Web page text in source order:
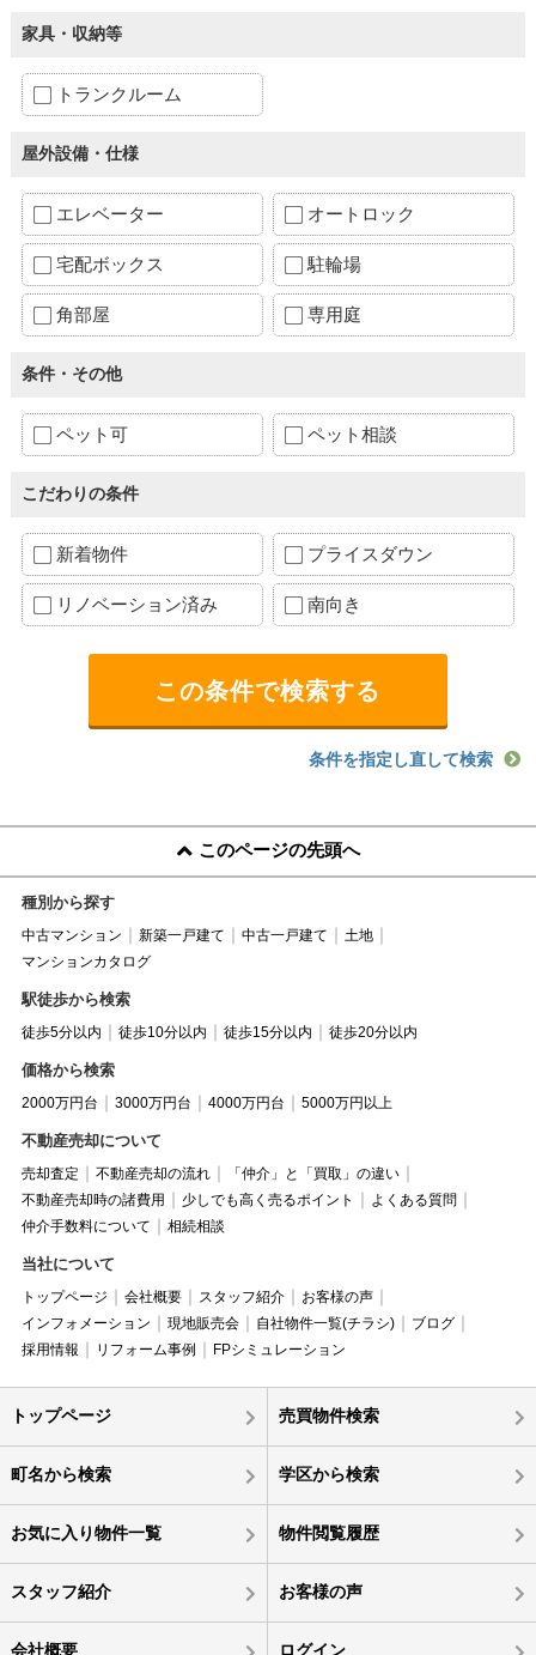
家具・収納等
トランクルーム
屋外設備・仕様
エレベーター オートロック
宅配ボックス 駐輪場
角部屋 専用庭
条件・その他
ペット可 ペット相談
こだわりの条件
新着物件 プライスダウン
リノベーション済み 南向き
条件を指定し直して検索
このページの先頭へ
種別から探す
中古マンション 新築一戸建て 中古一戸建て
土地
マンションカタログ
駅徒歩から検索
徒歩5分以内 徒歩10分以内 徒歩15分以内 徒歩20分以内
価格から検索
2000万円台 3000万円台 4000万円台 5000万円以上
不動産売却について
売却査定 不動産売却の流れ
「仲介」と「買取」の違い
不動産売却時の諸費用
少しでも高く売るポイント
よくある質問
仲介手数料について
相続相談
当社について
トップページ 会社概要 スタッフ紹介
お客様の声
インフォメーション
現地販売会 自社物件一覧(チラシ)
ブログ
採用情報
リフォーム事例 FPシミュレーション
トップページ 売買物件検索
町名から検索 学区から検索
お気に入り物件一覧 物件閲覧履歴
スタッフ紹介 お客様の声
会社概要 ログイン